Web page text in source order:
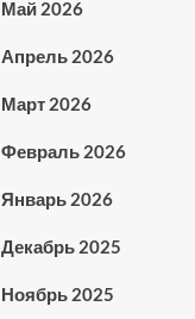
Май 2026
Апрель 2026
Март 2026
Февраль 2026
Январь 2026
Декабрь 2025
Ноябрь 2025